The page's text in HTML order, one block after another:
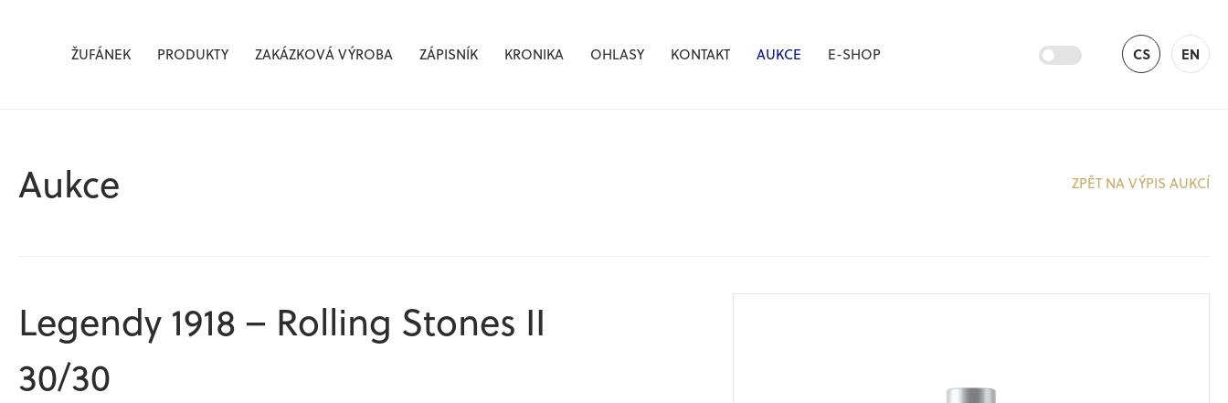
Žufánek.cz
ŽUFÁNEK PRODUKTY ZAKÁZKOVÁ VÝROBA ZÁPISNÍK KRONIKA OHLASY KONTAKT AUKCE E-SHOP CS EN
Aukce ZPĚT NA VÝPIS AUKCÍ
Legendy 1918 – Rolling Stones II
30/30